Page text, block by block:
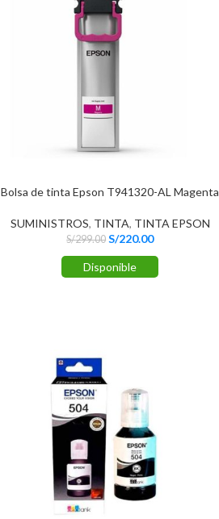
Bolsa de tinta Epson T941320-AL Magenta
SUMINISTROS, TINTA, TINTA EPSON
S/299.00 S/220.00
Disponible